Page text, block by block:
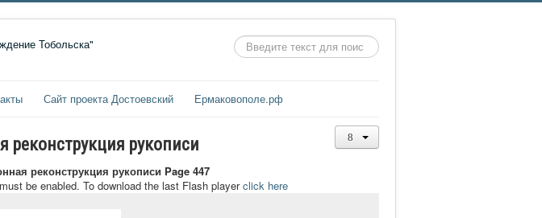
Искать...
Сайт проекта Достоевский Ермаковополе.рф
реконструкция рукописи
реконструкция рукописи Page 447
be enabled. To download the last Flash playerclick here